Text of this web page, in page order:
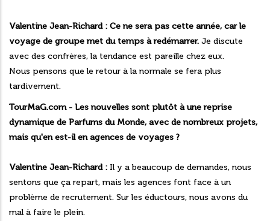
Valentine Jean-Richard : Ce ne sera pas cette année, car le
voyage de groupe met du temps à redémarrer. Je discute
avec des confrères, la tendance est pareille chez eux.
Nous pensons que le retour à la normale se fera plus
tardivement.
TourMaG.com - Les nouvelles sont plutôt à une reprise
dynamique de Parfums du Monde, avec de nombreux projets,
mais qu'en est-il en agences de voyages ?
Valentine Jean-Richard : Il y a beaucoup de demandes, nous
sentons que ça repart, mais les agences font face à un
problème de recrutement. Sur les éductours, nous avons du
mal à faire le plein.